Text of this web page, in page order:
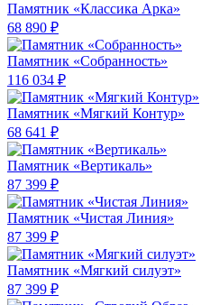
Памятник «Классика Арка»
68 890 ₽
Памятник «Собранность»
116 034 ₽
Памятник «Мягкий Контур»
68 641 ₽
Памятник «Вертикаль»
87 399 ₽
Памятник «Чистая Линия»
87 399 ₽
Памятник «Мягкий силуэт»
87 399 ₽